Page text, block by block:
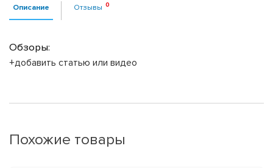
Описание Отзывы
Обзоры:
+добавить статью или видео
Похожие товары